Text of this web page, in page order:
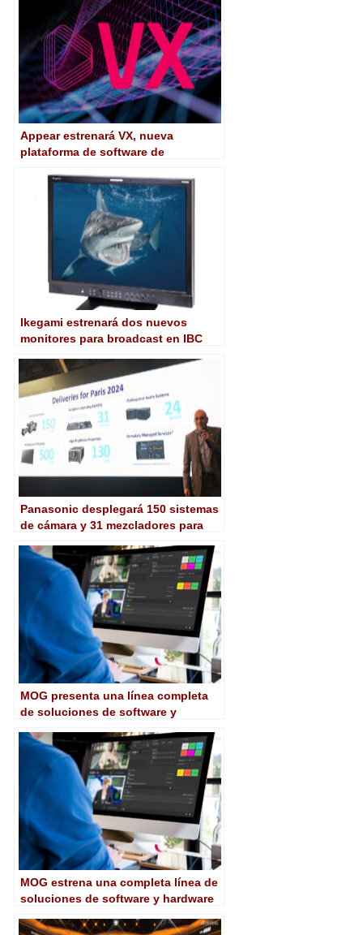
Appear estrenará VX, nueva
plataforma de software de
Ikegami estrenará dos nuevos
monitores para broadcast en IBC
Panasonic desplegará 150 sistemas
de cámara y 31 mezcladores para
hardware que nunca
MOG presenta una línea completa
de soluciones de software y
MOG estrena una completa línea de
soluciones de software y hardware